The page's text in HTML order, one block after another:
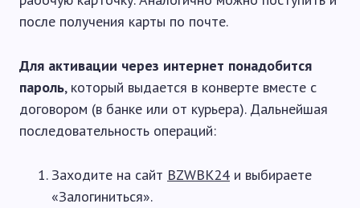
после получения карты по почте.
Для активации через интернет понадобится
пароль, который выдается в конверте вместе с
договором (в банке или от курьера). Дальнейшая
последовательность операций:
Заходите на сайт BZWBK24 и выбираете
«Залогиниться».